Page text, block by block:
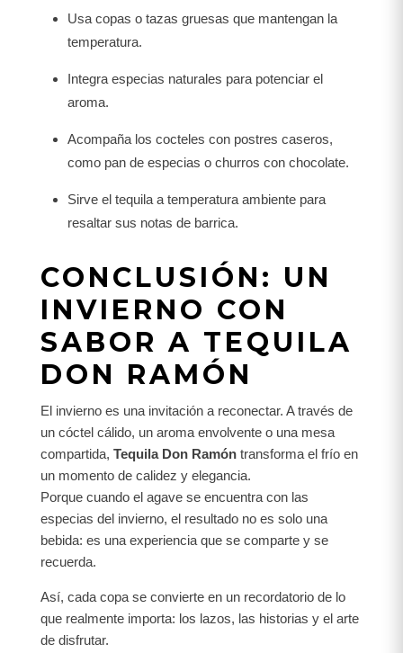
Usa copas o tazas gruesas que mantengan la
temperatura.
Integra especias naturales para potenciar el
aroma.
Acompaña los cocteles con postres caseros,
como pan de especias o churros con chocolate.
Sirve el tequila a temperatura ambiente para
resaltar sus notas de barrica.
CONCLUSIÓN: UN
INVIERNO CON
SABOR A TEQUILA
DON RAMÓN
El invierno es una invitación a reconectar. A través de
un cóctel cálido, un aroma envolvente o una mesa
compartida, Tequila Don Ramón transforma el frío en
un momento de calidez y elegancia.
Porque cuando el agave se encuentra con las
especias del invierno, el resultado no es solo una
bebida: es una experiencia que se comparte y se
recuerda.
Así, cada copa se convierte en un recordatorio de lo
que realmente importa: los lazos, las historias y el arte
de disfrutar.